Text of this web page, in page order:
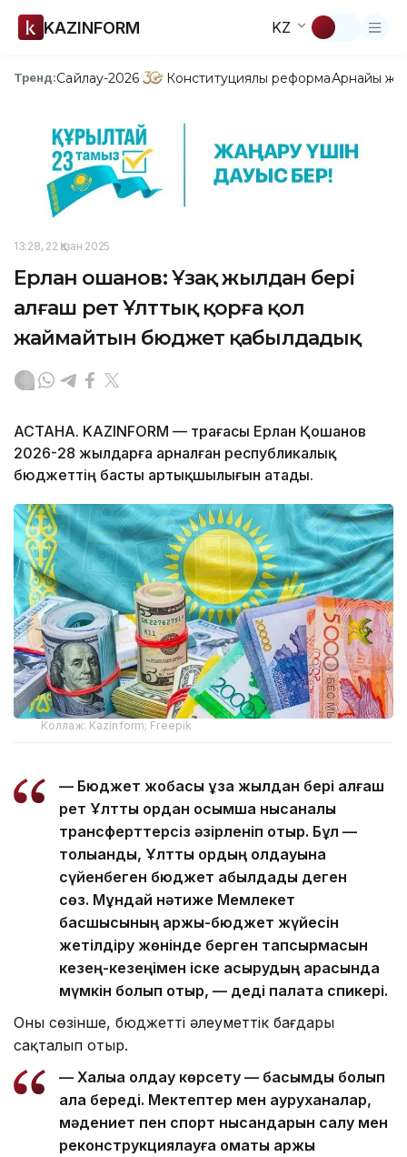
KAZINFORM KZ
Тренд:Сайлау-2026 Конституциялық реформаАрнайы
13:28, 22 Қазан 2025
Ерлан Қошанов: Ұзақ жылдан бері
алғаш рет Ұлттық қорға қол
жаймайтын бюджет қабылдадық
АСТАНА. KAZINFORM — төрағасы Ерлан Қошанов
2026-28 жылдарға арналған республикалық
бюджеттің басты артықшылығын атады.
Коллаж: Kazinform; Freepik
— Бюджет жобасы ұзақ жылдан бері алғаш
рет Ұлттық қордан қосымша нысаналы
трансферттерсіз әзірленіп отыр. Бұл —
толыққанды, Ұлттық қордың қолдауына
сүйенбеген бюджет қабылдадық деген
сөз. Мұндай нәтиже Мемлекет
басшысының қаржы-бюджет жүйесін
жетілдіру жөнінде берген тапсырмасын
кезең-кезеңімен іске асырудың арқасында
мүмкін болып отыр, — деді палата спикері.
Оның сөзінше, бюджеттің әлеуметтік бағдары
сақталып отыр.
— Халыққа қолдау көрсету — басымдық болып
қала береді. Мектептер мен ауруханалар,
мәдениет пен спорт нысандарын салу мен
реконструкциялауға қомақты қаржы